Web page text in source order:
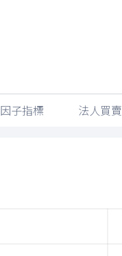
因子指標 法人買賣